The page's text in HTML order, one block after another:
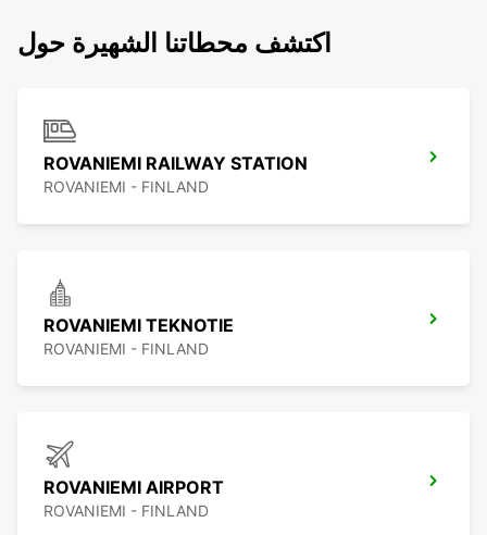
اكتشف محطاتنا الشهيرة حول
ROVANIEMI RAILWAY STATION
ROVANIEMI - FINLAND
ROVANIEMI TEKNOTIE
ROVANIEMI - FINLAND
ROVANIEMI AIRPORT
ROVANIEMI - FINLAND